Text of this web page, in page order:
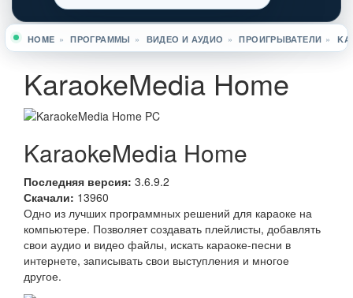
Вы здесь
HOME » ПРОГРАММЫ » ВИДЕО И АУДИО » ПРОИГРЫВАТЕЛИ »
KaraokeMedia Home
KaraokeMedia Home
Последняя версия: 3.6.9.2
Скачали: 13960
Одно из лучших программных решений для караоке на
компьютере. Позволяет создавать плейлисты, добавлять
свои аудио и видео файлы, искать караоке-песни в
интернете, записывать свои выступления и многое
другое.